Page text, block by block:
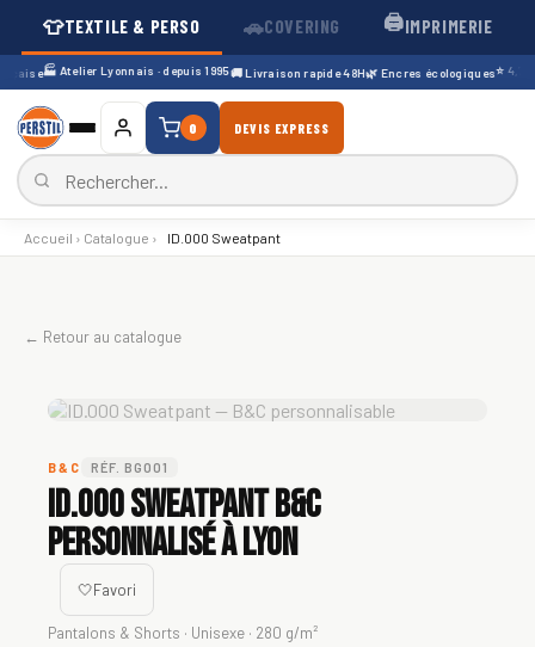
👕TEXTILE & PERSO 🚗COVERING 🖨️IMPRIMERIE
🏭 Atelier Lyonnais · depuis 1995🚚 Livraison rapide 48H🌿 Encres écologiques ⭐ 4,7/5
0 DEVIS EXPRESS
Accueil › Catalogue › ID.000 Sweatpant
← Retour au catalogue
B&C RÉF. BG001
ID.000 Sweatpant B&C
personnalisé à Lyon
🤍Favori
Pantalons & Shorts · Unisexe · 280 g/m²